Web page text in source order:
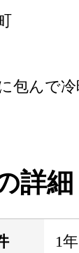
包んで
詳細
1